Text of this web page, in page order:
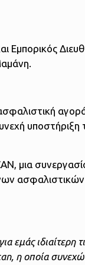
Εμπορικός
υποστήριξη
μια
εμάς ιδιαίτερη
η οποία